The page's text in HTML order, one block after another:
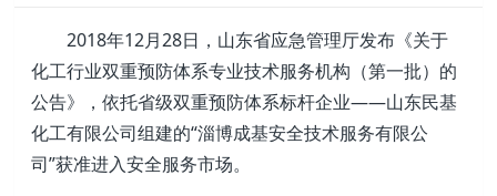
2018年12月28日，山东省应急管理厅发布《关于
化工行业双重预防体系专业技术服务机构（第一批）的
公告》，依托省级双重预防体系标杆企业——山东民基
化工有限公司组建的“淄博成基安全技术服务有限公
司”获准进入安全服务市场。